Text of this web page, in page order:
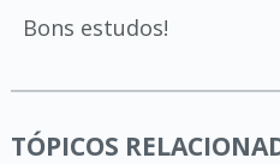
Bons estudos!
TÓPICOS